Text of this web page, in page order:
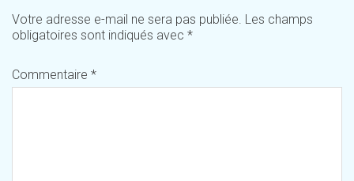
Votre adresse e-mail ne sera pas publiée. Les champs
obligatoires sont indiqués avec *
Commentaire *